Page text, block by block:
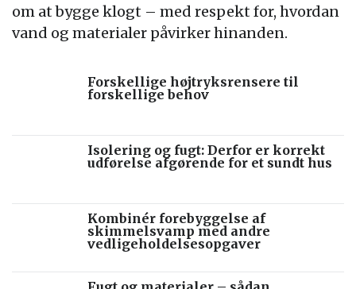
om at bygge klogt – med respekt for, hvordan
vand og materialer påvirker hinanden.
Forskellige højtryksrensere til
forskellige behov
Isolering og fugt: Derfor er korrekt
udførelse afgørende for et sundt hus
Kombinér forebyggelse af
skimmelsvamp med andre
vedligeholdelsesopgaver